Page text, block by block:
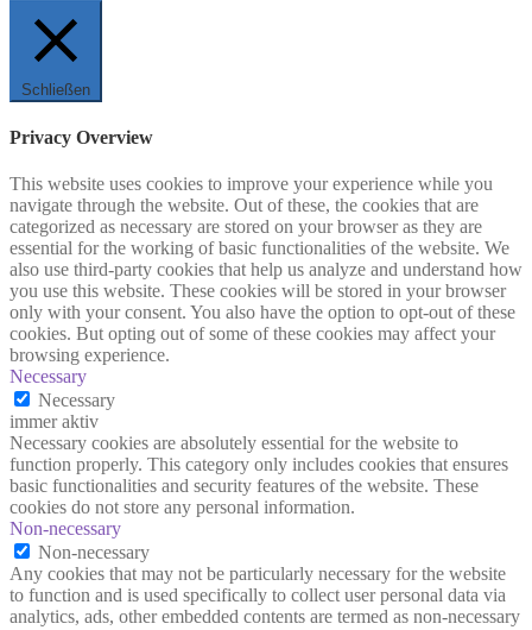
Schließen
Privacy Overview
This website uses cookies to improve your experience while you
navigate through the website. Out of these, the cookies that are
categorized as necessary are stored on your browser as they are
essential for the working of basic functionalities of the website. We
also use third-party cookies that help us analyze and understand how
you use this website. These cookies will be stored in your browser
only with your consent. You also have the option to opt-out of these
cookies. But opting out of some of these cookies may affect your
browsing experience.
Necessary
Necessary
immer aktiv
Necessary cookies are absolutely essential for the website to
function properly. This category only includes cookies that ensures
basic functionalities and security features of the website. These
cookies do not store any personal information.
Non-necessary
Non-necessary
Any cookies that may not be particularly necessary for the website
to function and is used specifically to collect user personal data via
analytics, ads, other embedded contents are termed as non-necessary